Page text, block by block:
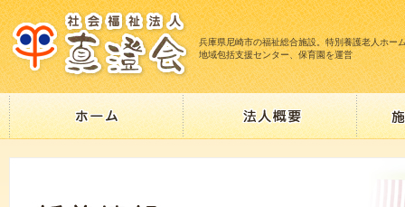
兵庫県尼崎市の福祉総合施設。特別養護老人ホー
地域包括支援センター、保育園を運営